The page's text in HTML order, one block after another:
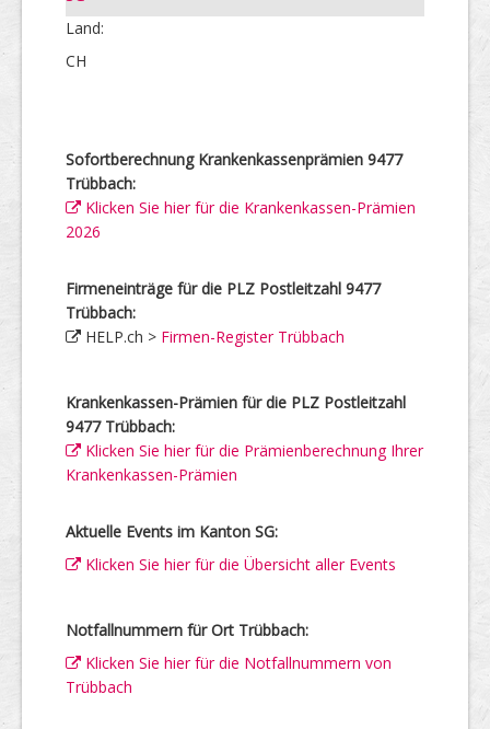
Land:
CH
Sofortberechnung Krankenkassenprämien 9477
Trübbach:
Klicken Sie hier für die Krankenkassen-Prämien
2026
Firmeneinträge für die PLZ Postleitzahl 9477
Trübbach:
HELP.ch > Firmen-Register Trübbach
Krankenkassen-Prämien für die PLZ Postleitzahl
9477 Trübbach:
Klicken Sie hier für die Prämienberechnung Ihrer
Krankenkassen-Prämien
Aktuelle Events im Kanton SG:
Klicken Sie hier für die Übersicht aller Events
Notfallnummern für Ort Trübbach:
Klicken Sie hier für die Notfallnummern von
Trübbach